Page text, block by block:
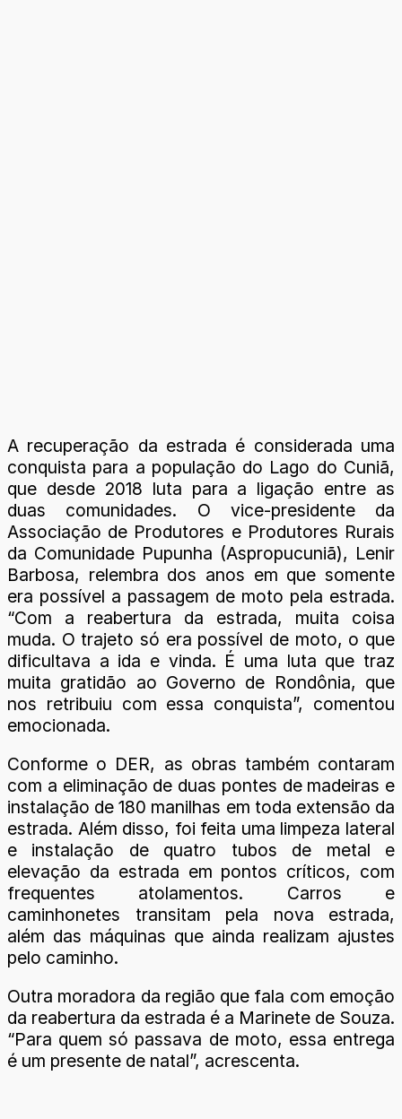
A recuperação da estrada é considerada uma
conquista para a população do Lago do Cuniã,
que desde 2018 luta para a ligação entre as
duas comunidades. O vice-presidente da
Associação de Produtores e Produtores Rurais
da Comunidade Pupunha (Aspropucuniã), Lenir
Barbosa, relembra dos anos em que somente
era possível a passagem de moto pela estrada.
“Com a reabertura da estrada, muita coisa
muda. O trajeto só era possível de moto, o que
dificultava a ida e vinda. É uma luta que traz
muita gratidão ao Governo de Rondônia, que
nos retribuiu com essa conquista”, comentou
emocionada.
Conforme o DER, as obras também contaram
com a eliminação de duas pontes de madeiras e
instalação de 180 manilhas em toda extensão da
estrada. Além disso, foi feita uma limpeza lateral
e instalação de quatro tubos de metal e
elevação da estrada em pontos críticos, com
frequentes atolamentos. Carros e
caminhonetes transitam pela nova estrada,
além das máquinas que ainda realizam ajustes
pelo caminho.
Outra moradora da região que fala com emoção
da reabertura da estrada é a Marinete de Souza.
“Para quem só passava de moto, essa entrega
é um presente de natal”, acrescenta.